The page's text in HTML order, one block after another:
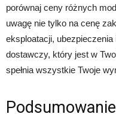
porównaj ceny różnych
uwagę nie tylko na cenę
eksploatacji,
dostawczy, który jest w
spełnia wszystkie Twoje
Podsumowanie